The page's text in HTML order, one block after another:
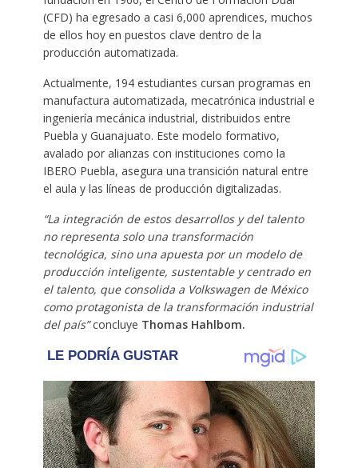
(CFD) ha egresado a casi 6,000 aprendices, muchos
de ellos hoy en puestos clave dentro de la
producción automatizada.
Actualmente, 194 estudiantes cursan programas en
manufactura automatizada, mecatrónica industrial e
ingeniería mecánica industrial, distribuidos entre
Puebla y Guanajuato. Este modelo formativo,
avalado por alianzas con instituciones como la
IBERO Puebla, asegura una transición natural entre
el aula y las líneas de producción digitalizadas.
“La integración de estos desarrollos y del talento
no representa solo una transformación
tecnológica, sino una apuesta por un modelo de
producción inteligente, sustentable y centrado en
el talento, que consolida a Volkswagen de México
como protagonista de la transformación industrial
del país”concluye Thomas Hahlbom.